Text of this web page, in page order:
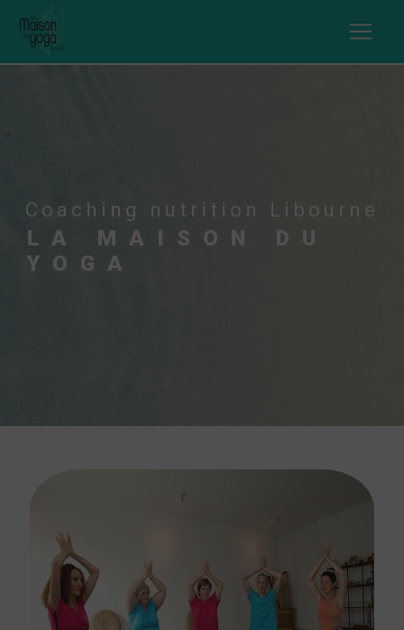
Coaching nutrition Libourne
LA MAISON DU
YOGA
Panneau de gestion des cookies